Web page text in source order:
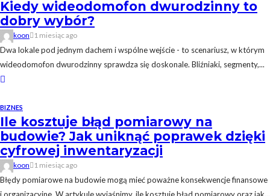
Kiedy wideodomofon dwurodzinny to
dobry wybór?
koon 1 miesiąc ago
Dwa lokale pod jednym dachem i wspólne wejście - to scenariusz, w którym
wideodomofon dwurodzinny sprawdza się doskonale. Bliźniaki, segmenty,...
BIZNES
Ile kosztuje błąd pomiarowy na
budowie? Jak uniknąć poprawek dzięki
cyfrowej inwentaryzacji
koon 1 miesiąc ago
Błędy pomiarowe na budowie mogą mieć poważne konsekwencje finansowe